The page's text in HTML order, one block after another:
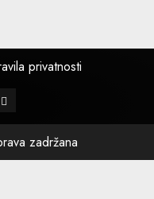
privatnosti
Twitter
zadržana